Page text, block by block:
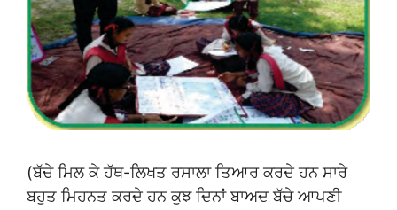
(ਬੱਚੇ ਮਿਲ ਕੇ ਹੱਥ-ਲਿਖਤ ਰਸਾਲਾ ਤਿਆਰ ਕਰਦੇ ਹਨ ਸਾਰੇ
ਬਹੁਤ ਮਿਹਨਤ ਕਰਦੇ ਹਨ ਕੁਝ ਦਿਨਾਂ ਬਾਅਦ ਬੱਚੇ ਆਪਣੀ